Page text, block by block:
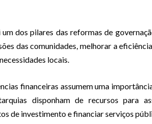
dos pilares das reformas de
das comunidades, melhorar a
locais.
financeiras assumem uma
disponham de recursos para
de investimento e financiar serviços